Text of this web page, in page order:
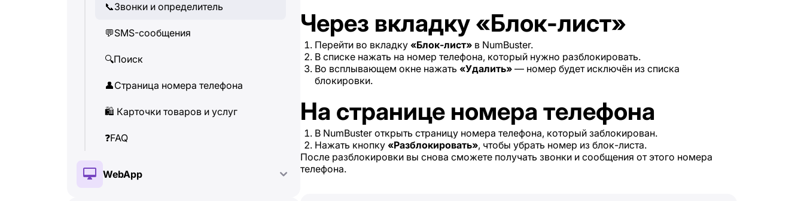
📞Звонки и определитель
💬SMS-сообщения
🔍Поиск
👤Страница номера телефона
🛍 ️ Карточки товаров и услуг
❓FAQ
WebApp
Через вкладку «Блок-лист»
Перейти во вкладку «Блок-лист» в NumBuster.
В списке нажать на номер телефона, который нужно разблокировать.
Во всплывающем окне нажать «Удалить» — номер будет исключён из списка
блокировки.
На странице номера телефона
В NumBuster открыть страницу номера телефона, который заблокирован.
Нажать кнопку «Разблокировать», чтобы убрать номер из блок-листа.
После разблокировки вы снова сможете получать звонки и сообщения от этого номера
телефона.